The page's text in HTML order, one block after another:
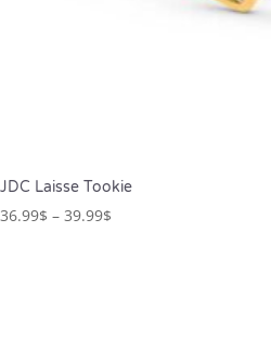
JDC Laisse Tookie
36.99$ – 39.99$